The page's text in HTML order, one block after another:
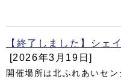
【終了しました】シェ
[2026年3月19日]
開催場所は北ふれあいセン